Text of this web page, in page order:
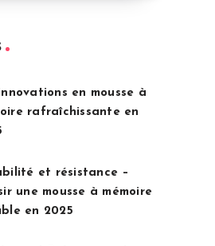
en mousse à
rafraîchissante en
et résistance –
une mousse à mémoire
en 2025